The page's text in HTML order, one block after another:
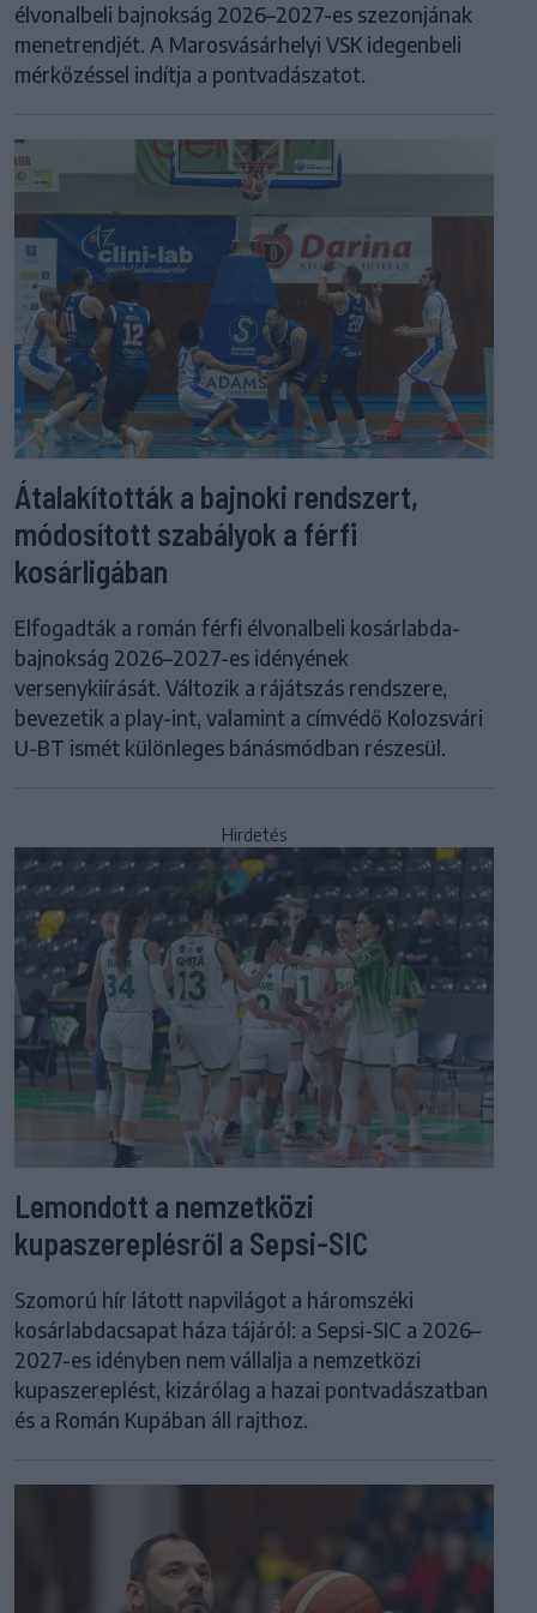
élvonalbeli bajnokság 2026–2027-es szezonjának
menetrendjét. A Marosvásárhelyi VSK idegenbeli
mérkőzéssel indítja a pontvadászatot.
Átalakították a bajnoki rendszert,
módosított szabályok a férfi
kosárligában
Elfogadták a román férfi élvonalbeli kosárlabda-
bajnokság 2026–2027-es idényének
versenykiírását. Változik a rájátszás rendszere,
bevezetik a play-int, valamint a címvédő Kolozsvári
U-BT ismét különleges bánásmódban részesül.
Hirdetés
Lemondott a nemzetközi
kupaszereplésről a Sepsi-SIC
Szomorú hír látott napvilágot a háromszéki
kosárlabdacsapat háza tájáról: a Sepsi-SIC a 2026–
2027-es idényben nem vállalja a nemzetközi
kupaszereplést, kizárólag a hazai pontvadászatban
és a Román Kupában áll rajthoz.